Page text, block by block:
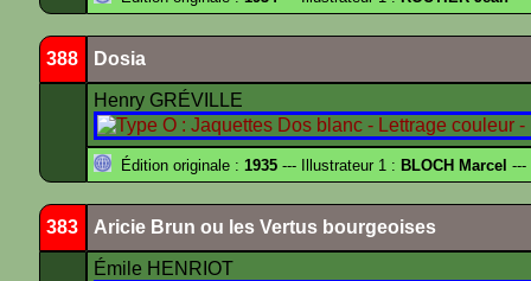
388 Dosia
Henry GRÉVILLE
Édition originale : 1935 --- Illustrateur 1 : BLOCH Marcel ---
383 Aricie Brun ou les Vertus bourgeoises
Émile HENRIOT